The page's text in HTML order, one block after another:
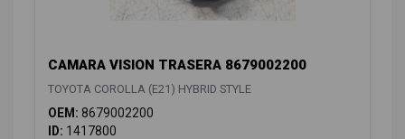
CAMARA VISION TRASERA 8679002200
TOYOTA COROLLA (E21) HYBRID STYLE
OEM: 8679002200
ID: 1417800